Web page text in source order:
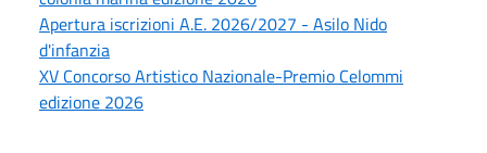
Apertura iscrizioni A.E. 2026/2027 - Asilo Nido
d'infanzia
XV Concorso Artistico Nazionale-Premio Celommi
edizione 2026